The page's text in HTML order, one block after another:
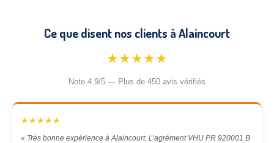
Ce que disent nos clients à Alaincourt
★★★★★
Note 4.9/5 — Plus de 450 avis vérifiés
★★★★★
« Très bonne expérience à Alaincourt. L’agrément VHU PR 920001 B